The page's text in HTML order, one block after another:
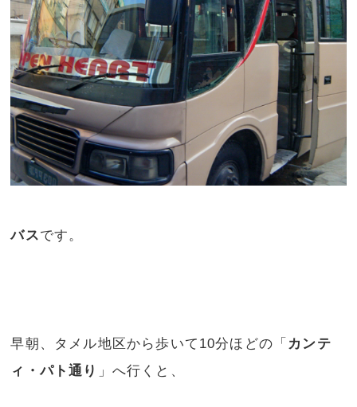
バスです。
早朝、タメル地区から歩いて10分ほどの「 カンテ
ィ・パト通り 」へ行くと、